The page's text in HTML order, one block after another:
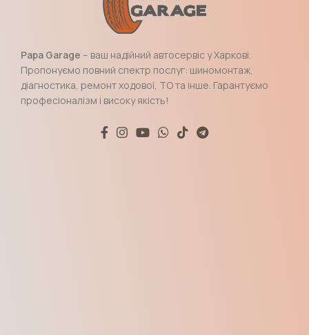
Papa Garage – ваш надійний автосервіс у Харкові.
Пропонуємо повний спектр послуг: шиномонтаж,
діагностика, ремонт ходової, ТО та інше. Гарантуємо
професіоналізм і високу якість!